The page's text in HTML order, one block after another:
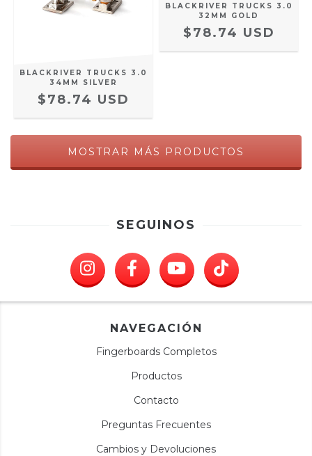
BLACKRIVER TRUCKS 3.0
34MM SILVER
$78.74 USD
BLACKRIVER TRUCKS 3.0
32MM GOLD
$78.74 USD
MOSTRAR MÁS PRODUCTOS
SEGUINOS
NAVEGACIÓN
Fingerboards Completos
Productos
Contacto
Preguntas Frecuentes
Cambios y Devoluciones